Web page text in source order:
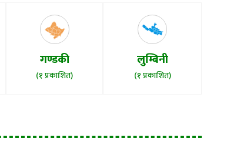
गण्डकी
(१ प्रकाशित)
लुम्बिनी
(१ प्रकाशित)